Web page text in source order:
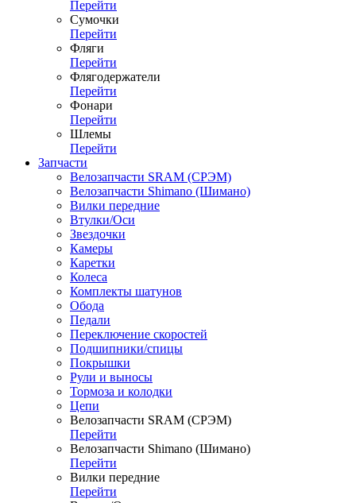
Перейти
Сумочки
Перейти
Фляги
Перейти
Флягодержатели
Перейти
Фонари
Перейти
Шлемы
Перейти
Запчасти
Велозапчасти SRAM (СРЭМ)
Велозапчасти Shimano (Шимано)
Вилки передние
Втулки/Оси
Звездочки
Камеры
Каретки
Колеса
Комплекты шатунов
Обода
Педали
Переключение скоростей
Подшипники/спицы
Покрышки
Рули и выносы
Тормоза и колодки
Цепи
Велозапчасти SRAM (СРЭМ)
Перейти
Велозапчасти Shimano (Шимано)
Перейти
Вилки передние
Перейти